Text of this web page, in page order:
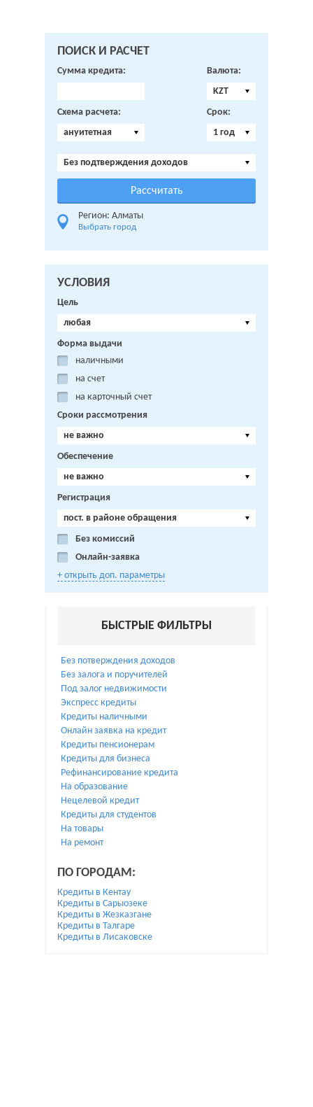
ПОИСК И РАСЧЕТ
Сумма кредита:
Валюта:
KZT
Схема расчета:
ануитетная
Срок:
1 год
Без подтверждения доходов
Регион: Алматы
Выбрать город
УСЛОВИЯ
Цель
любая
Форма выдачи
наличными
на счет
на карточный счет
Сроки рассмотрения
не важно
Обеспечение
не важно
Регистрация
пост. в районе обращения
Без комиссий
Онлайн-заявка
+ открыть доп. параметры
БЫСТРЫЕ ФИЛЬТРЫ
Без потверждения доходов
Без залога и поручителей
Под залог недвижимости
Экспресс кредиты
Кредиты наличными
Онлайн заявка на кредит
Кредиты пенсионерам
Кредиты для бизнеса
Рефинансирование кредита
На образование
Нецелевой кредит
Кредиты для студентов
На товары
На ремонт
ПО ГОРОДАМ:
Кредиты в Кентау
Кредиты в Сарыозеке
Кредиты в Жезказгане
Кредиты в Талгаре
Кредиты в Лисаковске